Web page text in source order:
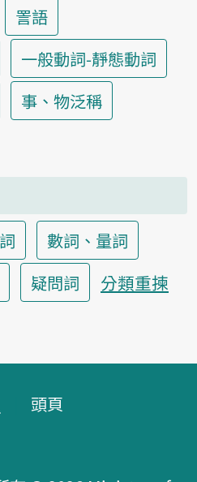
詈語
一般動詞-靜態動詞
事、物泛稱
數詞、量詞
疑問詞 分類重揀
頭頁